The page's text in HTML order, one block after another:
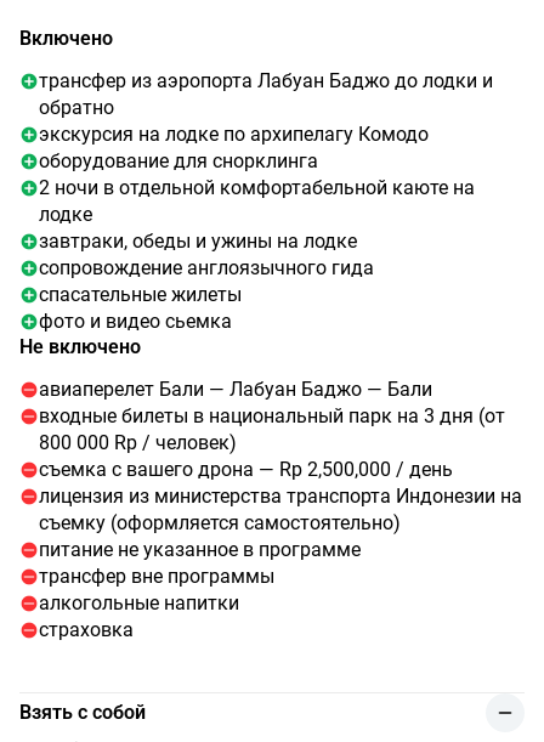
Включено
трансфер из аэропорта Лабуан Баджо до лодки и
обратно
экскурсия на лодке по архипелагу Комодо
оборудование для снорклинга
2 ночи в отдельной комфортабельной каюте на
лодке
завтраки, обеды и ужины на лодке
сопровождение англоязычного гида
спасательные жилеты
фото и видео сьемка
Не включено
авиаперелет Бали — Лабуан Баджо — Бали
входные билеты в национальный парк на 3 дня (от
800 000 Rp / человек)
съемка с вашего дрона — Rp 2,500,000 / день
лицензия из министерства транспорта Индонезии на
съемку (оформляется самостоятельно)
питание не указанное в программе
трансфер вне программы
алкогольные напитки
страховка
Взять с собой